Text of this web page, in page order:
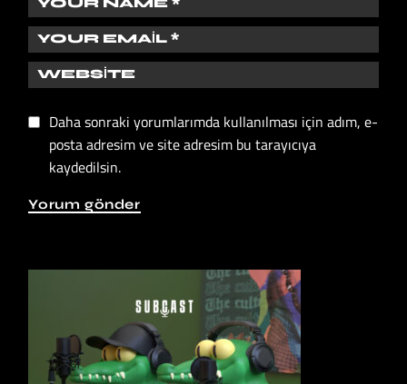
Daha sonraki yorumlarımda kullanılması için adım, e-
posta adresim ve site adresim bu tarayıcıya
kaydedilsin.
Yorum gönder